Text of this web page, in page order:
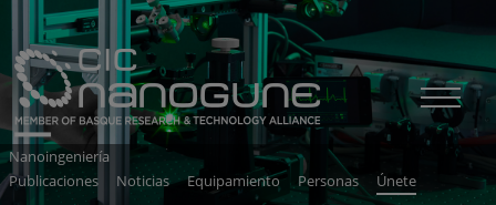
Nanoingeniería
Publicaciones
Noticias Equipamiento Personas Únete